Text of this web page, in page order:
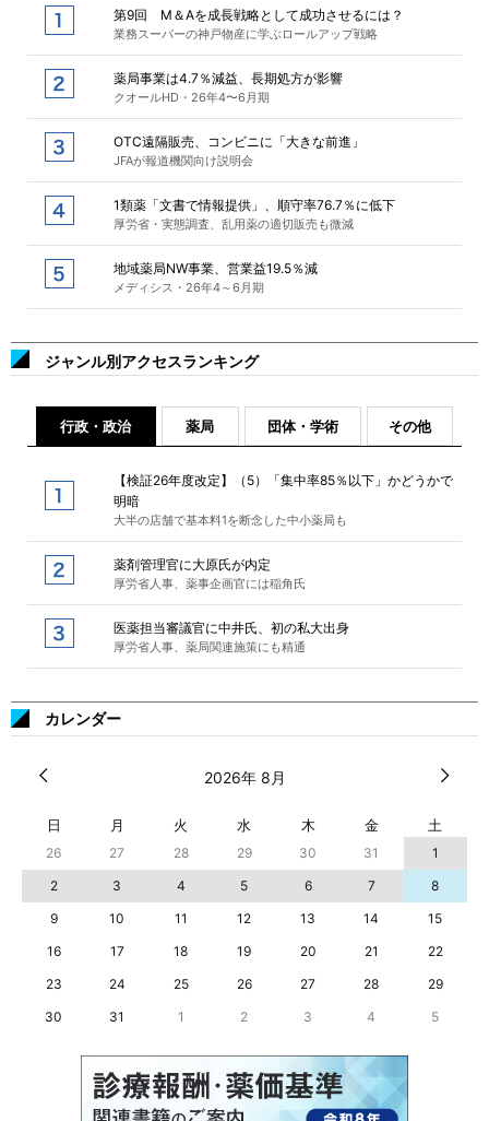
第9回 M＆Aを成長戦略として成功させるには？
業務スーパーの神戸物産に学ぶロールアップ戦略
薬局事業は4.7％減益、長期処方が影響
クオールHD・26年4〜6月期
OTC遠隔販売、コンビニに「大きな前進」
JFAが報道機関向け説明会
1類薬「文書で情報提供」、順守率76.7％に低下
厚労省・実態調査、乱用薬の適切販売も微減
地域薬局NW事業、営業益19.5％減
メディシス・26年4～6月期
ジャンル別アクセスランキング
行政・政治 薬局 団体・学術 その他
【検証26年度改定】（5）「集中率85％以下」かどうかで
明暗
大半の店舗で基本料1を断念した中小薬局も
薬剤管理官に大原氏が内定
厚労省人事、薬事企画官には稲角氏
医薬担当審議官に中井氏、初の私大出身
厚労省人事、薬局関連施策にも精通
カレンダー
2026年 8月
日 月 火 水 木 金 土
26 27 28 29 30 31
1
2
3 4 5 6 7
8
9
10 11 12 13 14
15
16
17 18 19 20 21
22
23
24 25 26 27 28
29
30
31 1 2 3 4 5